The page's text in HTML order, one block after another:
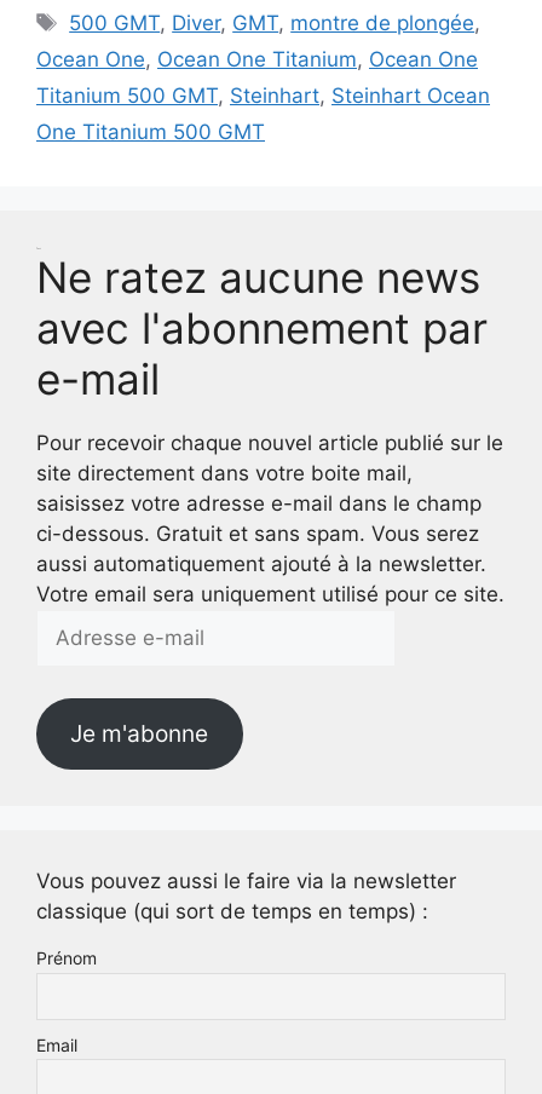
Étiquettes
500 GMT, Diver, GMT, montre de plongée,
Ocean One, Ocean One Titanium, Ocean One
Titanium 500 GMT, Steinhart, Steinhart Ocean
One Titanium 500 GMT
Test
Ne ratez aucune news
avec l'abonnement par
e-mail
Pour recevoir chaque nouvel article publié sur le
site directement dans votre boite mail,
saisissez votre adresse e-mail dans le champ
ci-dessous. Gratuit et sans spam. Vous serez
aussi automatiquement ajouté à la newsletter.
Votre email sera uniquement utilisé pour ce site.
Adresse
Je m'abonne
Vous pouvez aussi le faire via la newsletter
classique (qui sort de temps en temps) :
Prénom
Email